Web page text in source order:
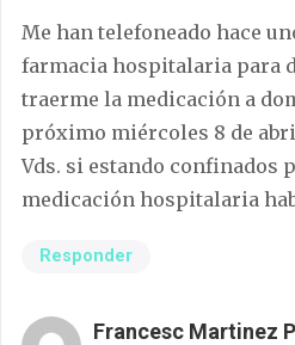
Me han telefoneado hace
farmacia hospitalaria para
traerme la medicación a
próximo miércoles 8 de
Vds. si estando confinados
medicación hospitalaria
Responder
Francesc Martinez